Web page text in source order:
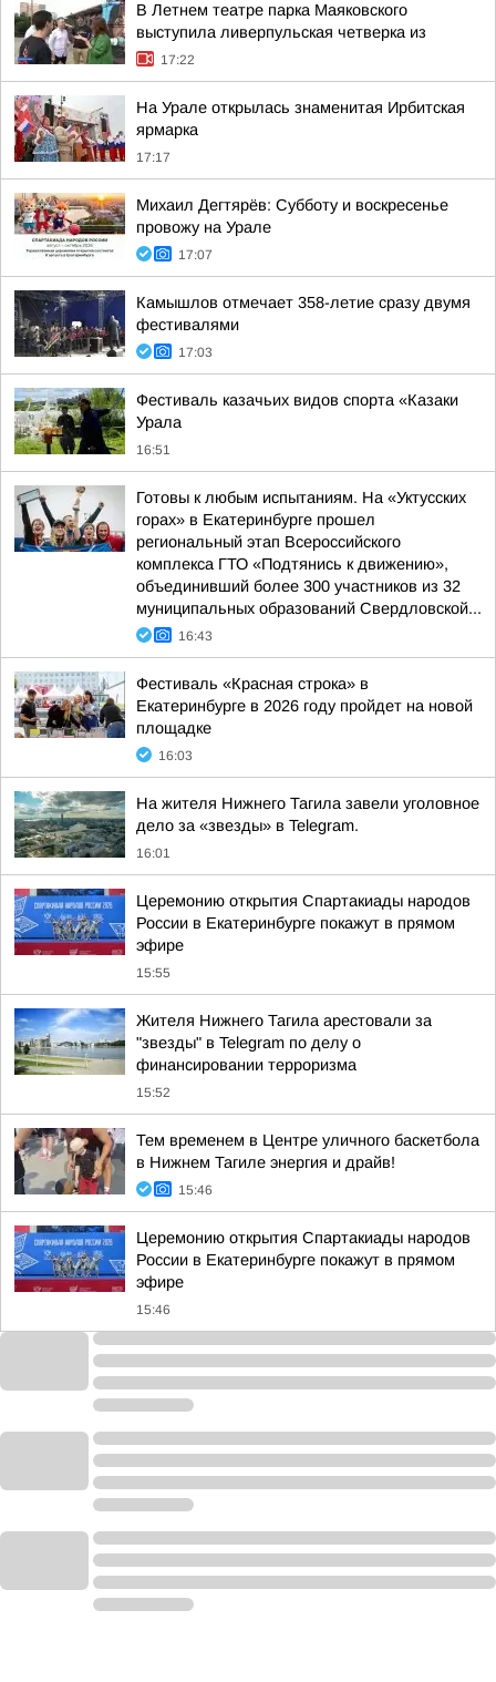
В Летнем театре парка Маяковского
выступила ливерпульская четверка из
17:22
На Урале открылась знаменитая Ирбитская
ярмарка
17:17
Михаил Дегтярёв: Субботу и воскресенье
провожу на Урале
17:07
Камышлов отмечает 358-летие сразу двумя
фестивалями
17:03
Фестиваль казачьих видов спорта «Казаки
Урала
16:51
Готовы к любым испытаниям. На «Уктусских
горах» в Екатеринбурге прошел
региональный этап Всероссийского
комплекса ГТО «Подтянись к движению»,
объединивший более 300 участников из 32
муниципальных образований Свердловской...
16:43
Фестиваль «Красная строка» в
Екатеринбурге в 2026 году пройдет на новой
площадке
16:03
На жителя Нижнего Тагила завели уголовное
дело за «звезды» в Telegram.
16:01
Церемонию открытия Спартакиады народов
России в Екатеринбурге покажут в прямом
эфире
15:55
Жителя Нижнего Тагила арестовали за
"звезды" в Telegram по делу о
финансировании терроризма
15:52
Тем временем в Центре уличного баскетбола
в Нижнем Тагиле энергия и драйв!
15:46
Церемонию открытия Спартакиады народов
России в Екатеринбурге покажут в прямом
эфире
15:46